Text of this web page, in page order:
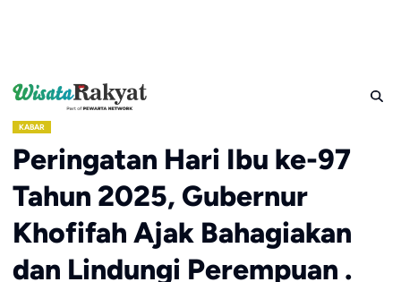
KABAR
Peringatan Hari Ibu ke-97
Tahun 2025, Gubernur
Khofifah Ajak Bahagiakan
dan Lindungi Perempuan .